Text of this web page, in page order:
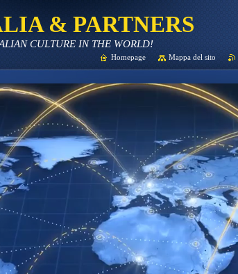
& PARTNERS
CULTURE IN THE WORLD!
Homepage Mappa del sito